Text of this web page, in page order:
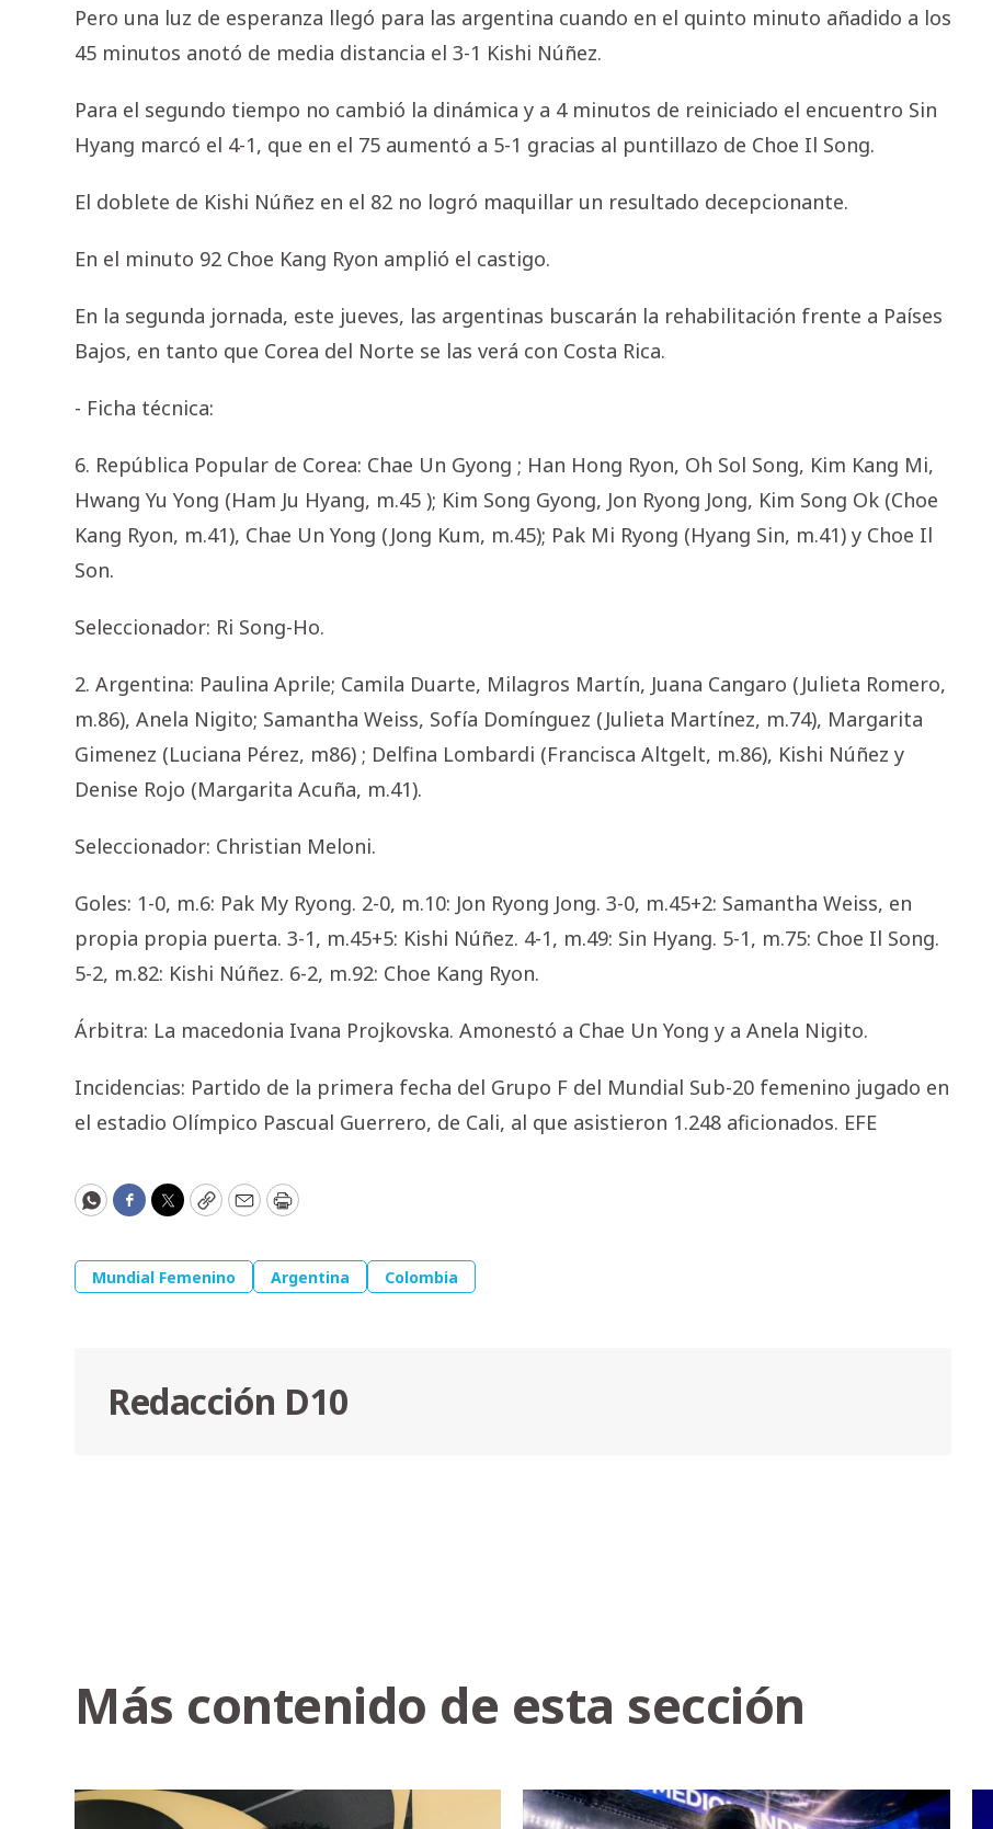
Pero una luz de esperanza llegó para las argentina cuando en el quinto minuto añadido a los
45 minutos anotó de media distancia el 3-1 Kishi Núñez.
Para el segundo tiempo no cambió la dinámica y a 4 minutos de reiniciado el encuentro Sin
Hyang marcó el 4-1, que en el 75 aumentó a 5-1 gracias al puntillazo de Choe Il Song.
El doblete de Kishi Núñez en el 82 no logró maquillar un resultado decepcionante.
En el minuto 92 Choe Kang Ryon amplió el castigo.
En la segunda jornada, este jueves, las argentinas buscarán la rehabilitación frente a Países
Bajos, en tanto que Corea del Norte se las verá con Costa Rica.
- Ficha técnica:
6. República Popular de Corea: Chae Un Gyong ; Han Hong Ryon, Oh Sol Song, Kim Kang Mi,
Hwang Yu Yong (Ham Ju Hyang, m.45 ); Kim Song Gyong, Jon Ryong Jong, Kim Song Ok (Choe
Kang Ryon, m.41), Chae Un Yong (Jong Kum, m.45); Pak Mi Ryong (Hyang Sin, m.41) y Choe Il
Son.
Seleccionador: Ri Song-Ho.
2. Argentina: Paulina Aprile; Camila Duarte, Milagros Martín, Juana Cangaro (Julieta Romero,
m.86), Anela Nigito; Samantha Weiss, Sofía Domínguez (Julieta Martínez, m.74), Margarita
Gimenez (Luciana Pérez, m86) ; Delfina Lombardi (Francisca Altgelt, m.86), Kishi Núñez y
Denise Rojo (Margarita Acuña, m.41).
Seleccionador: Christian Meloni.
Goles: 1-0, m.6: Pak My Ryong. 2-0, m.10: Jon Ryong Jong. 3-0, m.45+2: Samantha Weiss, en
propia propia puerta. 3-1, m.45+5: Kishi Núñez. 4-1, m.49: Sin Hyang. 5-1, m.75: Choe Il Song.
5-2, m.82: Kishi Núñez. 6-2, m.92: Choe Kang Ryon.
Árbitra: La macedonia Ivana Projkovska. Amonestó a Chae Un Yong y a Anela Nigito.
Incidencias: Partido de la primera fecha del Grupo F del Mundial Sub-20 femenino jugado en
el estadio Olímpico Pascual Guerrero, de Cali, al que asistieron 1.248 aficionados. EFE
WhatsApp
Facebook
Twitter
CopyEmailPrint
Mundial Femenino Argentina Colombia
Redacción D10
Más contenido de esta sección